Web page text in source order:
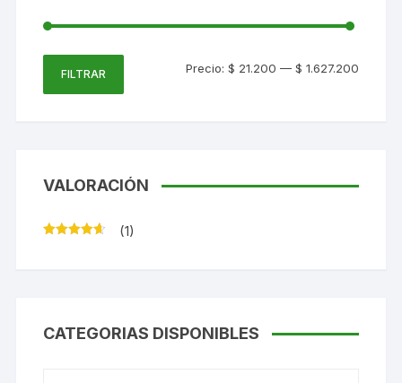
Precio
Precio
FILTRAR Precio: $ 21.200 — $ 1.627.200
VALORACIÓN
(1)
CATEGORIAS DISPONIBLES